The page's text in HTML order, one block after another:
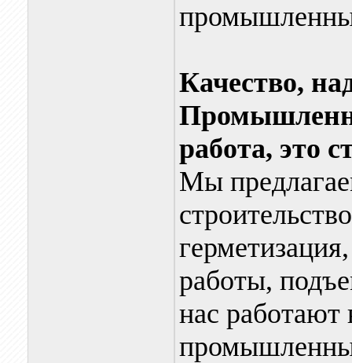
Качество,
работа, это
Мы
работы,
нас